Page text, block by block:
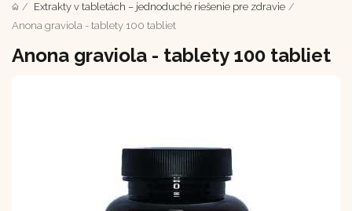
Extrakty v tabletách – jednoduché riešenie pre zdravie
Anona graviola - tablety 100 tabliet
Anona graviola - tablety 100 tabliet